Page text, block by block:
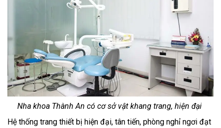
Nha khoa Thành An có cơ sở vật khang trang, hiện đại
Hệ thống trang thiết bị hiện đại, tân tiến, phòng nghỉ ngơi đạt